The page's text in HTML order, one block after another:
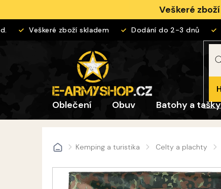
obsah
Veškeré
Veškeré zboží skladem Dodání do 2-3 dnů
Oblečení Obuv Batohy a tašky
DomůKemping a turistika Celty a plachty